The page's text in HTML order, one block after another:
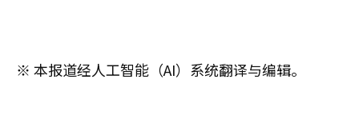
※ 本报道经人工智能（AI）系统翻译与编辑。